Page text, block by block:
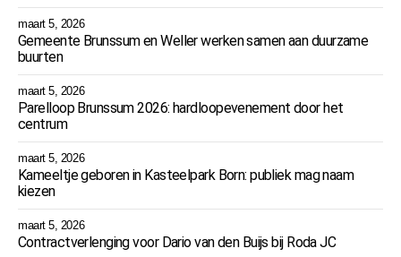
maart 5, 2026
Gemeente Brunssum en Weller werken samen aan duurzame
buurten
maart 5, 2026
Parelloop Brunssum 2026: hardloopevenement door het
centrum
maart 5, 2026
Kameeltje geboren in Kasteelpark Born: publiek mag naam
kiezen
maart 5, 2026
Contractverlenging voor Dario van den Buijs bij Roda JC